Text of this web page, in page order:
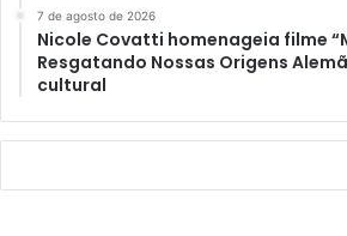
7 de agosto de 2026
Nicole Covatti homenageia filme
Resgatando Nossas Origens
cultural